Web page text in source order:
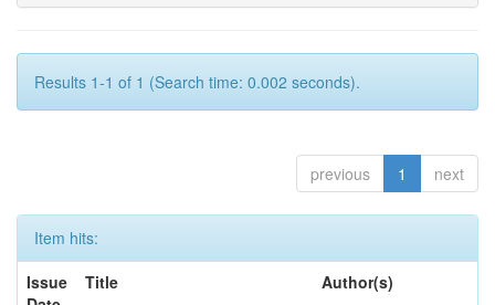
Results 1-1 of 1 (Search time: 0.002 seconds).
previous 1 next
Item hits:
Issue
Title Author(s)